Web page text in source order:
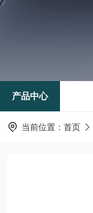
产品中心
当前位置： 首页